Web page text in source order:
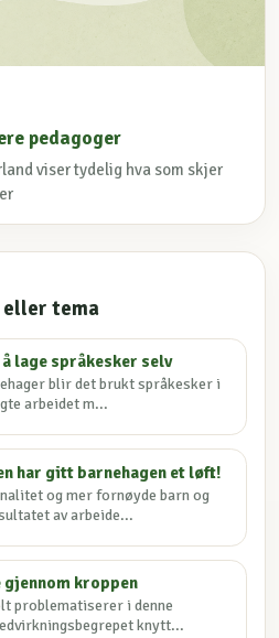
pedagoger
viser tydelig hva som skjer
eller tema
å lage språkesker selv
blir det brukt språkesker i
arbeidet m...
har gitt barnehagen et løft!
og mer fornøyde barn og
av arbeide...
gjennom kroppen
problematiserer i denne
knytt...